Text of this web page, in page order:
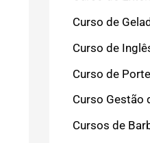
Curso de
Curso de
Curso de
Curso Gestão
Cursos de